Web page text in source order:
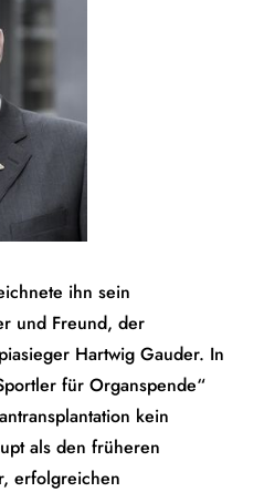
ihn sein
und Freund, der
Hartwig Gauder. In
für Organspende“
kein
als den früheren
erfolgreichen